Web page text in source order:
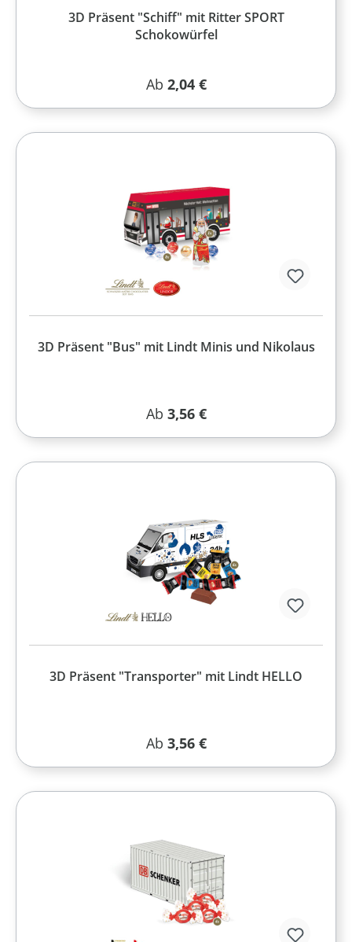
3D Präsent "Schiff" mit Ritter SPORT
Schokowürfel
Regulärer Preis:
Ab 2,04 €
3D Präsent "Bus" mit Lindt Minis und Nikolaus
Regulärer Preis:
Ab 3,56 €
3D Präsent "Transporter" mit Lindt HELLO
Regulärer Preis:
Ab 3,56 €